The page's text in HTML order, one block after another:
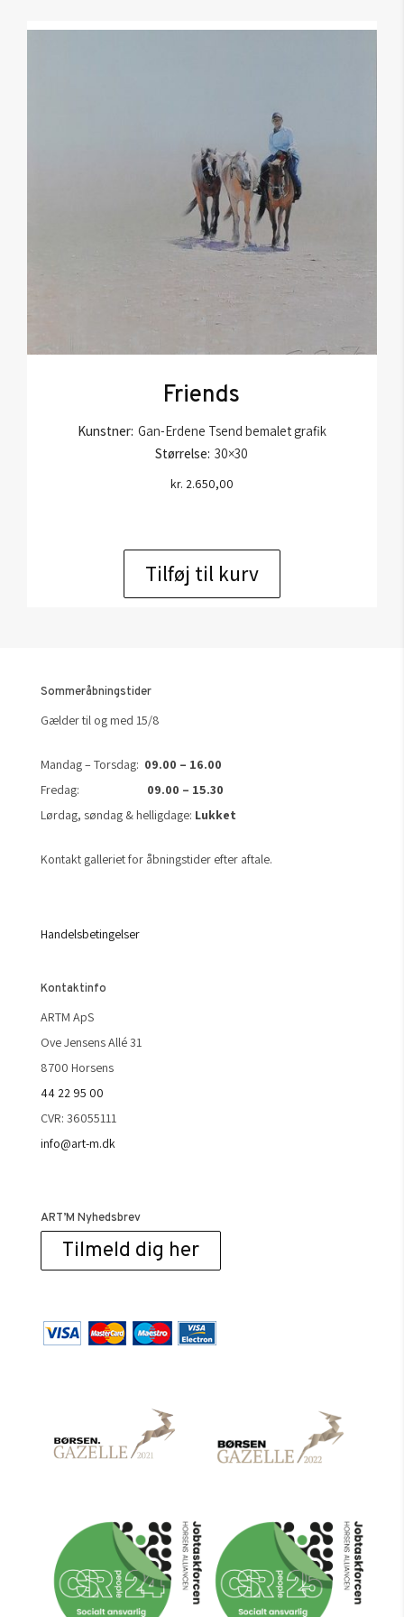
Friends
Kunstner: Gan-Erdene Tsend bemalet grafik
Størrelse: 30×30
kr. 2.650,00
Tilføj til kurv
Sommeråbningstider
Gælder til og med 15/8
Mandag – Torsdag: 09.00 – 16.00
Fredag: 09.00 – 15.30
Lørdag, søndag & helligdage: Lukket
Kontakt galleriet for åbningstider efter aftale.
Handelsbetingelser
Kontaktinfo
ARTM ApS
Ove Jensens Allé 31
8700 Horsens
44 22 95 00
CVR: 36055111
info@art-m.dk
ART’M Nyhedsbrev
Tilmeld dig her